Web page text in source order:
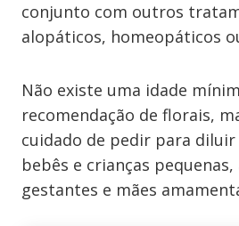
conjunto com outros
alopáticos, homeopáticos
Não existe uma idade
recomendação de florais,
cuidado de pedir para diluir
bebês e crianças
gestantes e mães